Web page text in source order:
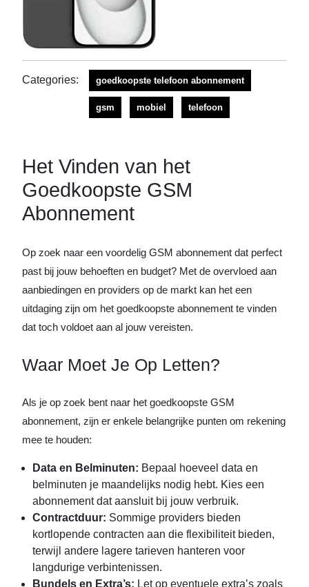
Categories: goedkoopste telefoon abonnement
gsm mobiel telefoon
Het Vinden van het
Goedkoopste GSM
Abonnement
Op zoek naar een voordelig GSM abonnement dat perfect
past bij jouw behoeften en budget? Met de overvloed aan
aanbiedingen en providers op de markt kan het een
uitdaging zijn om het goedkoopste abonnement te vinden
dat toch voldoet aan al jouw vereisten.
Waar Moet Je Op Letten?
Als je op zoek bent naar het goedkoopste GSM
abonnement, zijn er enkele belangrijke punten om rekening
mee te houden:
Data en Belminuten: Bepaal hoeveel data en
belminuten je maandelijks nodig hebt. Kies een
abonnement dat aansluit bij jouw verbruik.
Contractduur: Sommige providers bieden
kortlopende contracten aan die flexibiliteit bieden,
terwijl andere lagere tarieven hanteren voor
langdurige verbintenissen.
Bundels en Extra’s: Let op eventuele extra’s zoals